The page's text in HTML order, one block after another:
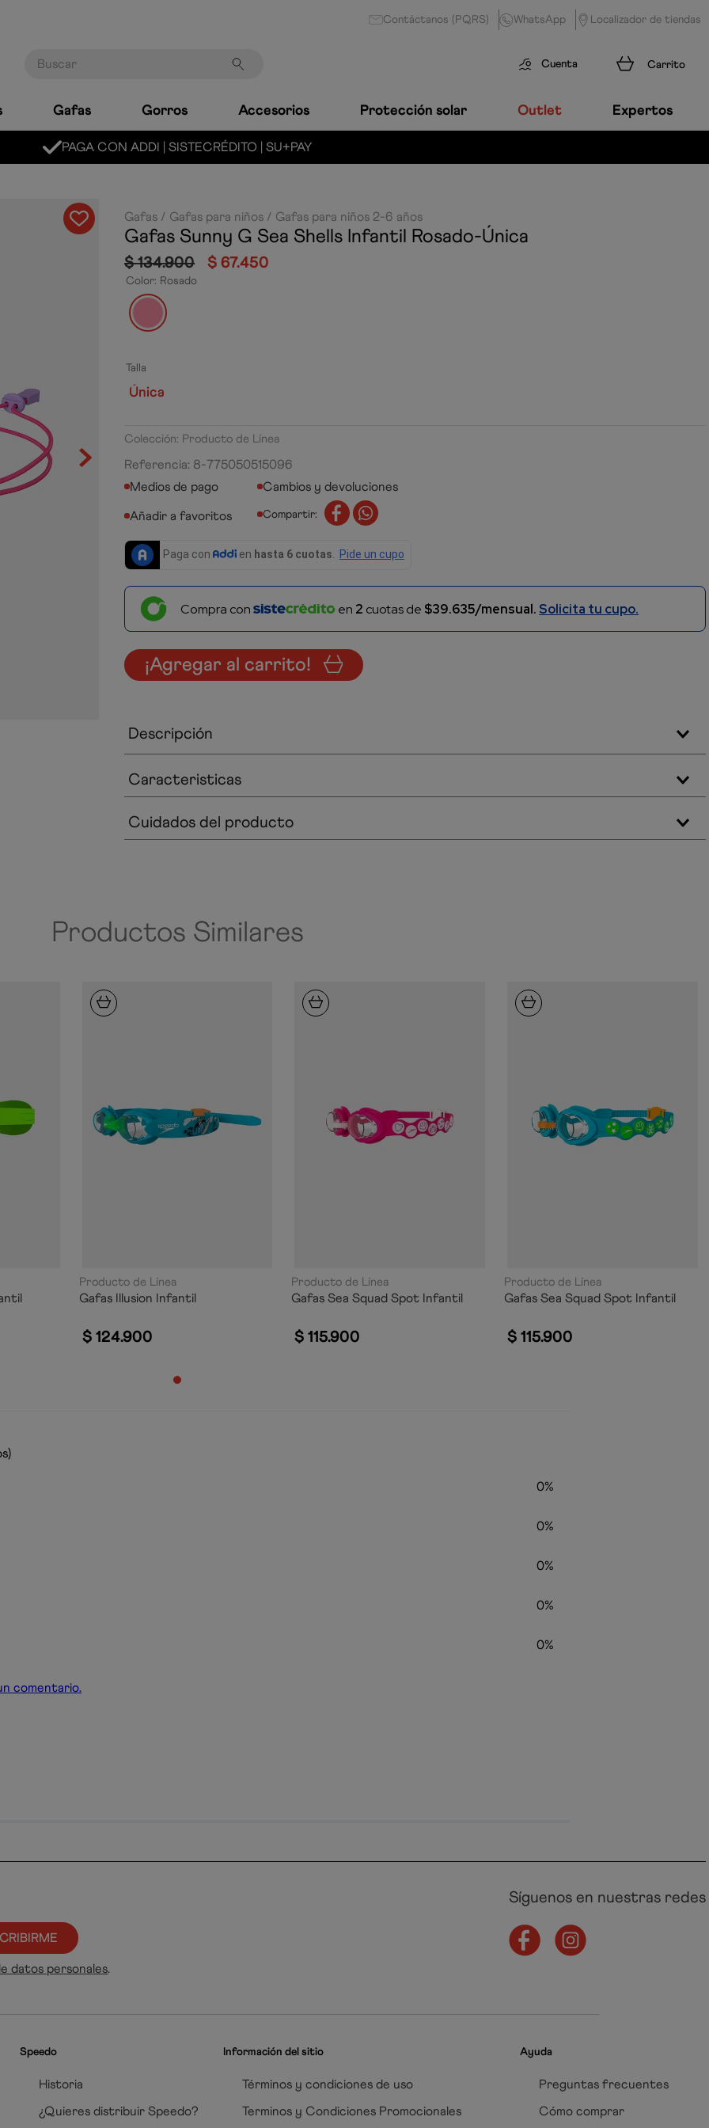
Contáctanos (PQRS) WhatsApp Localizador de tiendas
Cuenta
Gafas Gorros Accesorios Protección solar Outlet Expertos
Gafas Gafas para niños Gafas para niños 2-6 años
Gafas Sunny G Sea Shells Infantil Rosado-Única
$ 134.900 $ 67.450
Color: Rosado
Talla
Única
Colección: Producto de Línea
Referencia: 8-775050515096
Medios de pago
Cambios y devoluciones
Compartir:
Compra con en 2 cuotas de $39.635/mensual. Solicita tu cupo.
¡Agregar al carrito!
Descripción
Caracteristicas
Cuidados del producto
Productos Similares
Producto de Línea
Gafas Illusion Infantil
$ 124.900
Producto de Línea
Gafas Sea Squad Spot Infantil
$ 115.900
Producto de Línea
Gafas Sea Squad Spot Infantil
$ 115.900
0%
0%
0%
0%
0%
comentario.
datos personales.
Síguenos en nuestras redes
Speedo
Historia
¿Quieres distribuir Speedo?
Información del sitio
Términos y condiciones de uso
Terminos y Condiciones Promocionales
Ayuda
Preguntas frecuentes
Cómo comprar